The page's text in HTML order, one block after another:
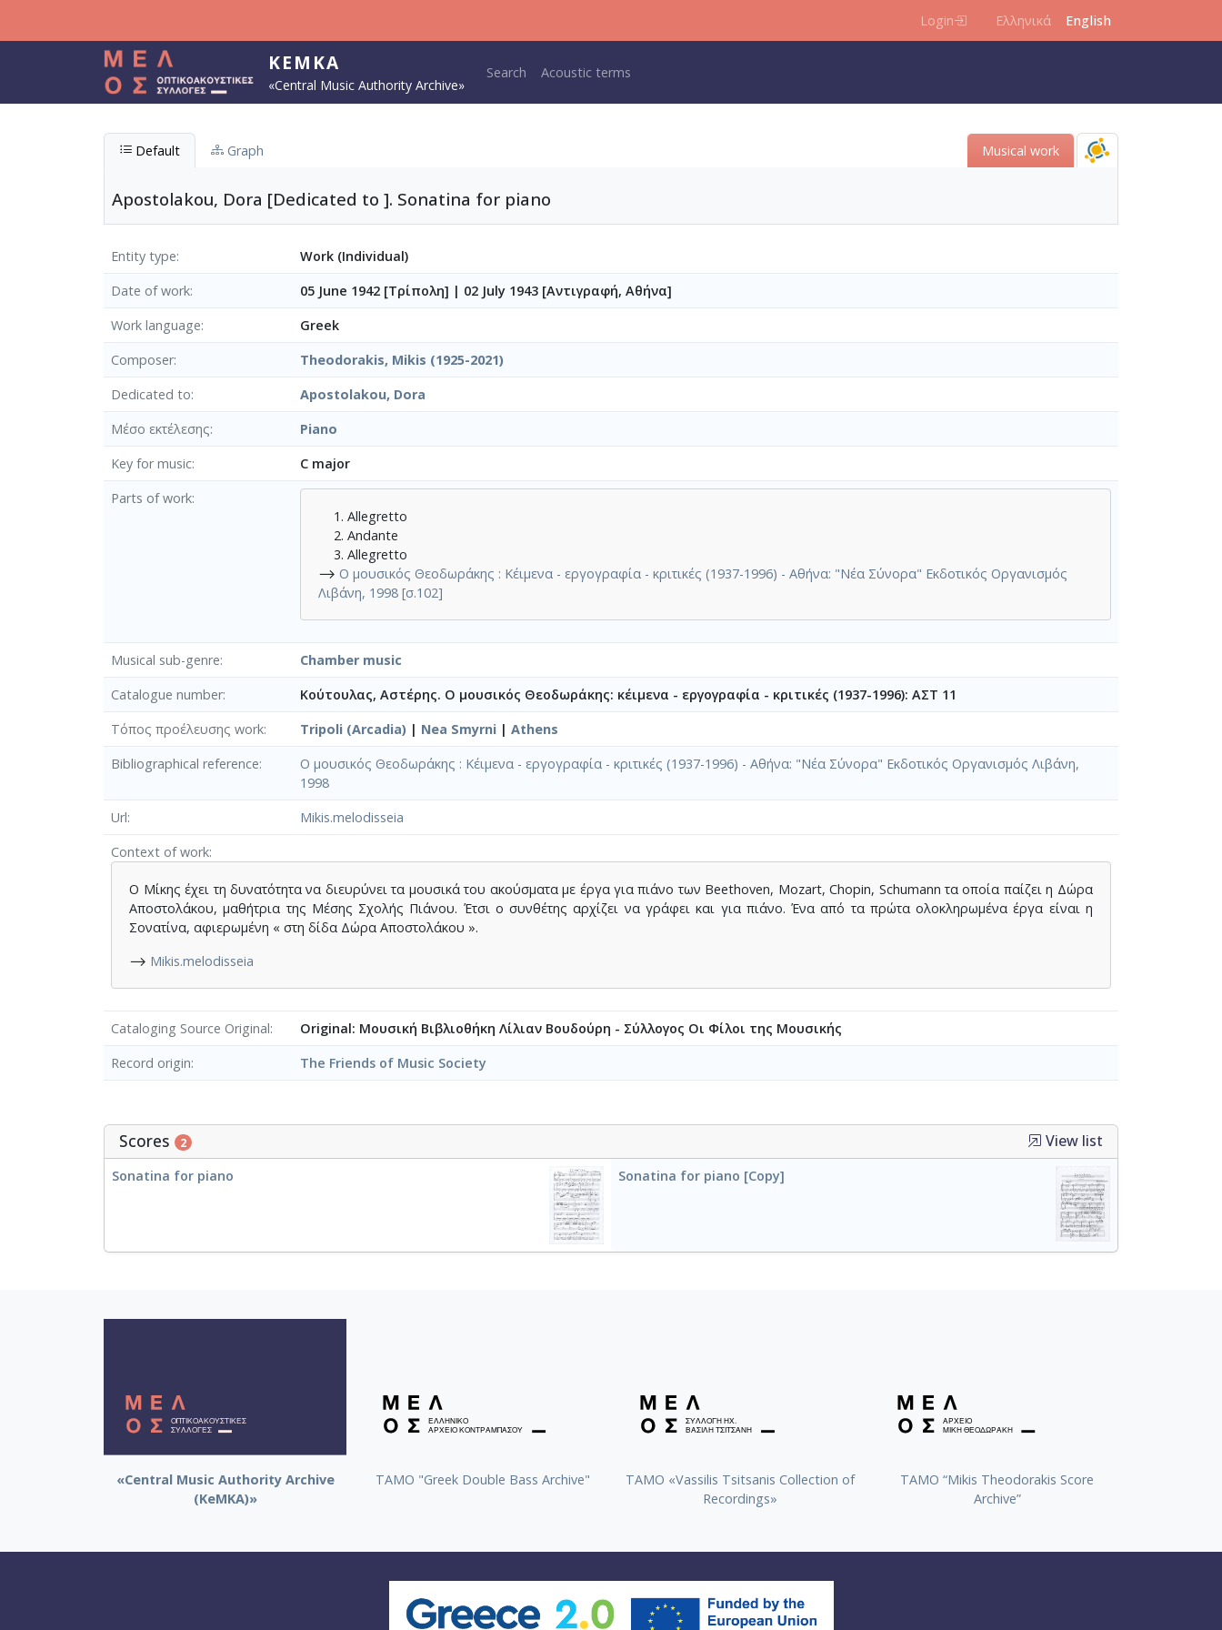
Login Ελληνικά English
KEMKA
«Central Music Authority Archive»
Main navigation
Search Acoustic terms
Default Graph Musical work
Apostolakou, Dora [Dedicated to ]. Sonatina for piano
Entity type
Work (Individual)
Date of work
05 June 1942 [Τρίπολη] | 02 July 1943 [Αντιγραφή, Αθήνα]
Work language
Greek
Composer
Theodorakis, Mikis (1925-2021)
Dedicated to
Apostolakou, Dora
Μέσο εκτέλεσης
Piano
Key for music
C major
Parts of work
Allegretto
Andante
Allegretto
⟶ Ο μουσικός Θεοδωράκης : Κέιμενα - εργογραφία - κριτικές (1937-1996) - Αθήνα: "Νέα Σύνορα" Εκδοτικός Οργανισμός
Λιβάνη, 1998 [σ.102]
Musical sub-genre
Chamber music
Catalogue number
Κούτουλας, Αστέρης. Ο μουσικός Θεοδωράκης: κέιμενα - εργογραφία - κριτικές (1937-1996): ΑΣΤ 11
Τόπος προέλευσης work
Tripoli (Arcadia) | Nea Smyrni | Athens
Bibliographical reference
Ο μουσικός Θεοδωράκης : Κέιμενα - εργογραφία - κριτικές (1937-1996) - Αθήνα: "Νέα Σύνορα" Εκδοτικός Οργανισμός Λιβάνη,
1998
Url
Mikis.melodisseia
Context of work
Ο Μίκης έχει τη δυνατότητα να διευρύνει τα μουσικά του ακούσματα με έργα για πιάνο των Beethoven, Mozart, Chopin, Schumann τα οποία παίζει η Δώρα
Αποστολάκου, μαθήτρια της Μέσης Σχολής Πιάνου. Έτσι ο συνθέτης αρχίζει να γράφει και για πιάνο. Ένα από τα πρώτα ολοκληρωμένα έργα είναι η
Σονατίνα, αφιερωμένη « στη δίδα Δώρα Αποστολάκου ».
⟶ Mikis.melodisseia
Cataloging Source Original
Original: Μουσική Βιβλιοθήκη Λίλιαν Βουδούρη - Σύλλογος Οι Φίλοι της Μουσικής
Record origin
The Friends of Music Society
Scores 2 View list
Sonatina for piano Sonatina for piano [Copy]
«Central Music Authority Archive
(KeMKA)»
ΤΑΜΟ "Greek Double Bass Archive"
TAMO «Vassilis Tsitsanis Collection of
Recordings»
TAMO “Mikis Theodorakis Score
Archive”